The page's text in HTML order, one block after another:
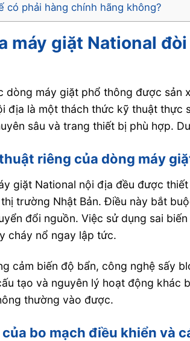
có phải hàng chính hãng không?
máy giặt National
dòng máy giặt phổ thông được
địa là một thách thức kỹ thuật thực
sâu và trang thiết bị phù hợp.
riêng của dòng máy
giặt National nội địa đều được
thị trường Nhật Bản. Điều này bắt
đổi nguồn. Việc sử dụng sai
cháy nổ ngay lập tức.
cảm biến độ bẩn, công nghệ sấy
tạo và nguyên lý hoạt động khác
thường vào được.
bo mạch điều khiển và